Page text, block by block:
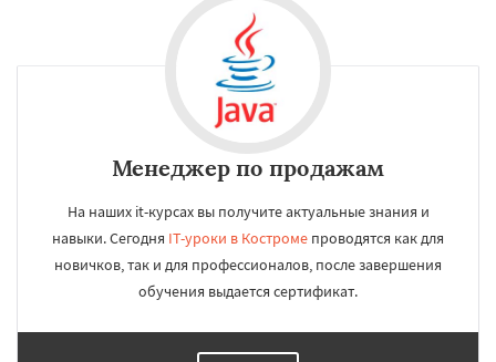
Менеджер по продажам
На наших it-курсах вы получите актуальные знания и
навыки. Сегодня IT-уроки в Костроме проводятся как для
новичков, так и для профессионалов, после завершения
обучения выдается сертификат.